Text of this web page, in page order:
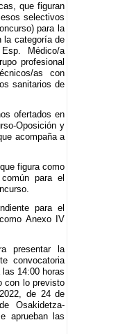
que figuran
selectivos
para la
la categoría de
Médico/a
profesional
as con
sanitarios de
ofertados en
Oposición y
acompaña a
figura como
para el
para el
Anexo IV
presentar la
convocatoria
14:00 horas
con lo previsto
de 24 de
Osakidetza-
aprueban las